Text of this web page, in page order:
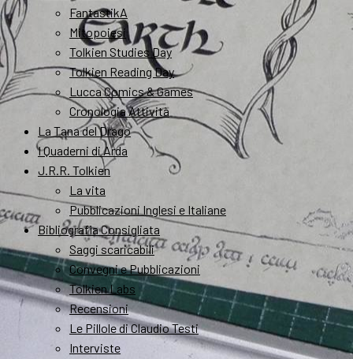
FantastikA
Mitopoiesi
Tolkien Studies Day
Tolkien Reading Day
Lucca Comics & Games
Cronologia Attività
La Tana del Drago
I Quaderni di Arda
J.R.R. Tolkien
La vita
Pubblicazioni Inglesi e Italiane
Bibliografia Consigliata
Saggi scaricabili
Convegni e Pubblicazioni
Tolkien Labs
Recensioni
Le Pillole di Claudio Testi
Interviste